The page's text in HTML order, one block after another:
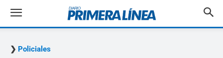
Policiales